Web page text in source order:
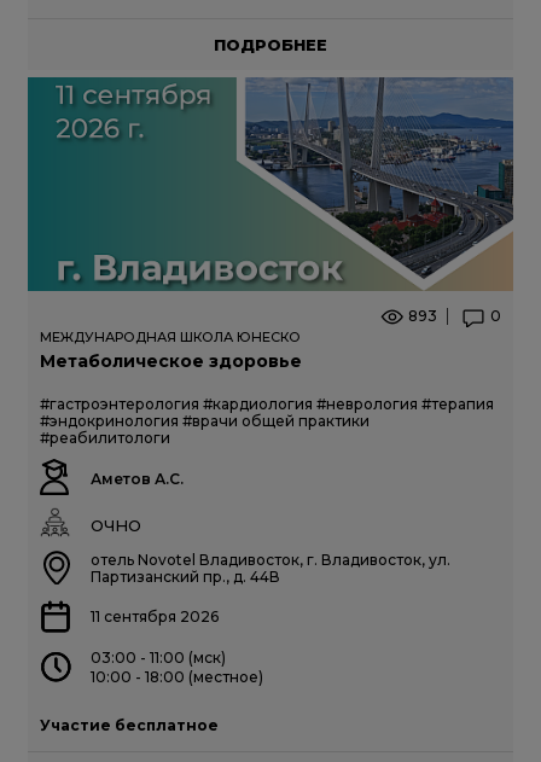
ПОДРОБНЕЕ
893 0
МЕЖДУНАРОДНАЯ ШКОЛА ЮНЕСКО
Метаболическое здоровье
#гастроэнтерология #кардиология #неврология #терапия
#эндокринология #врачи общей практики
#реабилитологи
Аметов А.С.
ОЧНО
отель Novotel Владивосток, г. Владивосток, ул.
Партизанский пр., д. 44В
11 сентября 2026
03:00 - 11:00 (мск)
10:00 - 18:00 (местное)
Участие бесплатное